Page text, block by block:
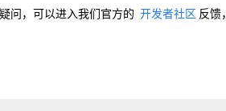
问，可以进入我们官方的 开发者社区 反馈